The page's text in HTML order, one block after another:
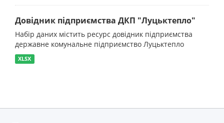
Довідник підприємства ДКП "Луцьктепло"
Набір даних містить ресурс довідник підприємства
державне комунальне підприємство Луцьктепло
XLSX